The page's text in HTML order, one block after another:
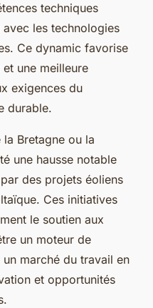
techniques
les technologies
Ce dynamic favorise
une meilleure
exigences du
durable.
Bretagne ou la
une hausse notable
des projets éoliens
Ces initiatives
le soutien aux
un moteur de
marché du travail en
et opportunités